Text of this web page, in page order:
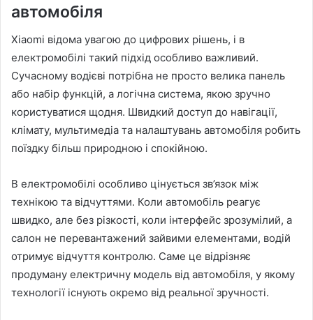
автомобіля
Xiaomi відома увагою до цифрових рішень, і в
електромобілі такий підхід особливо важливий.
Сучасному водієві потрібна не просто велика панель
або набір функцій, а логічна система, якою зручно
користуватися щодня. Швидкий доступ до навігації,
клімату, мультимедіа та налаштувань автомобіля робить
поїздку більш природною і спокійною.
В електромобілі особливо цінується зв’язок між
технікою та відчуттями. Коли автомобіль реагує
швидко, але без різкості, коли інтерфейс зрозумілий, а
салон не перевантажений зайвими елементами, водій
отримує відчуття контролю. Саме це відрізняє
продуману електричну модель від автомобіля, у якому
технології існують окремо від реальної зручності.